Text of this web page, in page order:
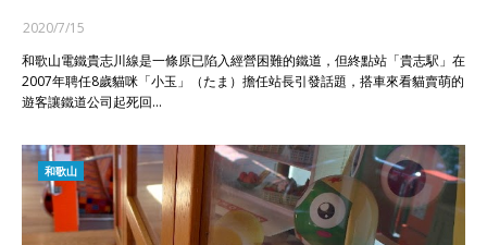
2020/7/15
和歌山電鐵貴志川線是一條原已陷入經營困難的鐵道，但終點站「貴志駅」在
2007年聘任8歲貓咪「小玉」（たま）擔任站長引發話題，搭車來看貓賣萌的
遊客讓鐵道公司起死回…
和歌山